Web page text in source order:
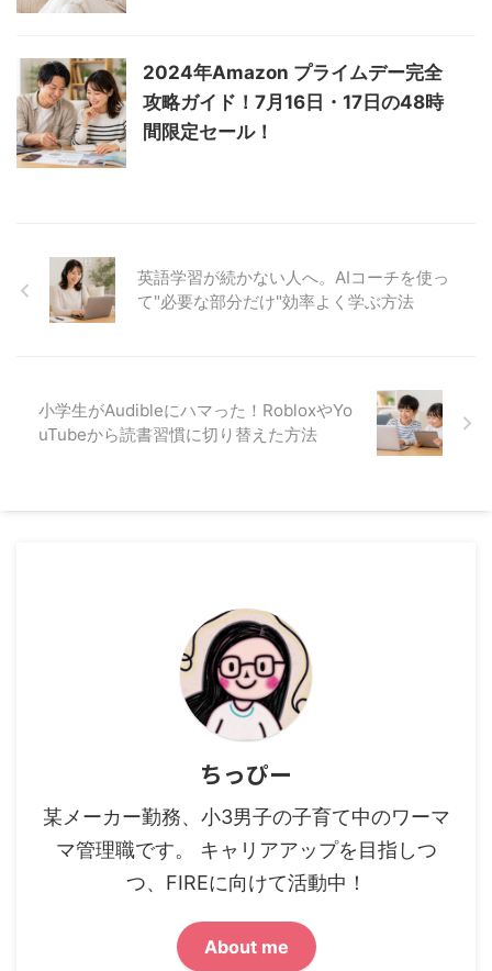
2024年Amazon プライムデー完全
攻略ガイド！7月16日・17日の48時
間限定セール！
英語学習が続かない人へ。AIコーチを使っ
て"必要な部分だけ"効率よく学ぶ方法
小学生がAudibleにハマった！RobloxやYo
uTubeから読書習慣に切り替えた方法
ちっぴー
某メーカー勤務、小3男子の子育て中のワーマ
マ管理職です。 キャリアアップを目指しつ
つ、FIREに向けて活動中！
About me